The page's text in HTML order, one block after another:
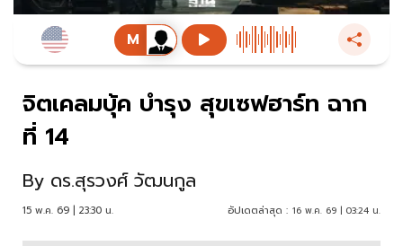
จิตเคลมบุ้ค บำรุง สุขเซฟฮาร์ท ฉาก
ที่ 14
By ดร.สุรวงศ์ วัฒนกูล
15 พ.ค. 69 | 23:30 น. อัปเดตล่าสุด : 16 พ.ค. 69 | 03:24 น.